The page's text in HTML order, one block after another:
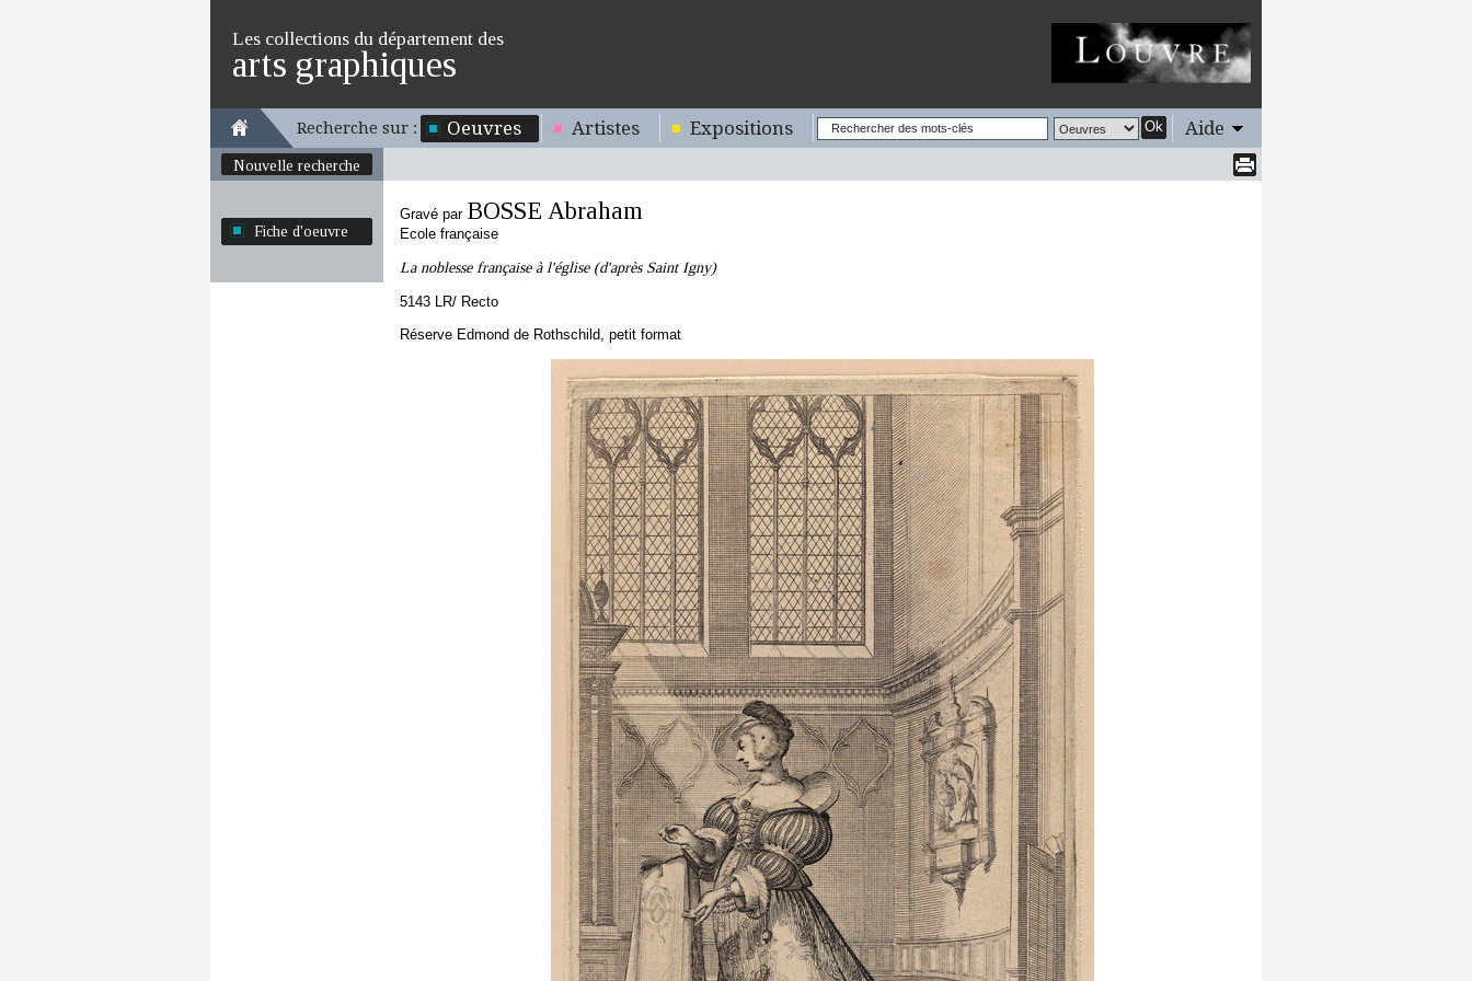
Les collections du département des
arts graphiques
Recherche sur : Oeuvres Artistes Expositions Ok Aide
Nouvelle recherche
Fiche d'oeuvre
Gravé par BOSSE Abraham
Ecole française
La noblesse française à l'église (d'après Saint Igny)
5143 LR/ Recto
Réserve Edmond de Rothschild, petit format